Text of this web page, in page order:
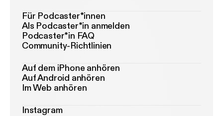
Für Podcaster*innen
Als Podcaster*in anmelden
Podcaster*in FAQ
Community-Richtlinien
Auf dem iPhone anhören
Auf Android anhören
Im Web anhören
Instagram